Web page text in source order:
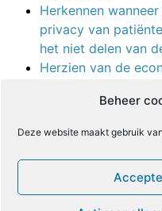
Beheer
Deze website maakt gebruik
Herkennen
privacy van
het niet delen van
Herzien van de
Een inkijk in de
Trial By Error,
Niet-
reviewprotocol van